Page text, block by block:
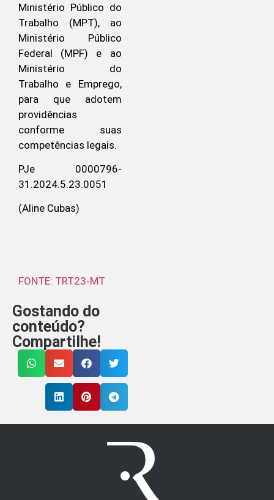
Ministério Público do
Trabalho (MPT), ao
Ministério Público
Federal (MPF) e ao
Ministério do
Trabalho e Emprego,
para que adotem
providências
conforme suas
competências legais.
PJe 0000796-
31.2024.5.23.0051
(Aline Cubas)
FONTE: TRT23-MT
Gostando do
conteúdo?
Compartilhe!